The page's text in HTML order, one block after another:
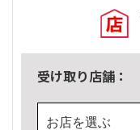
受け取り店舗：
お店を選ぶ